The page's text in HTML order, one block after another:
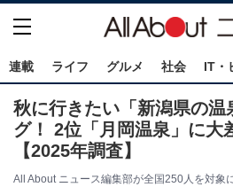
連載 ライフ グルメ 社会 IT・
秋に行きたい「新潟県の温
グ！ 2位「月岡温泉」に大
【2025年調査】
All About ニュース編集部が全国250人を対象